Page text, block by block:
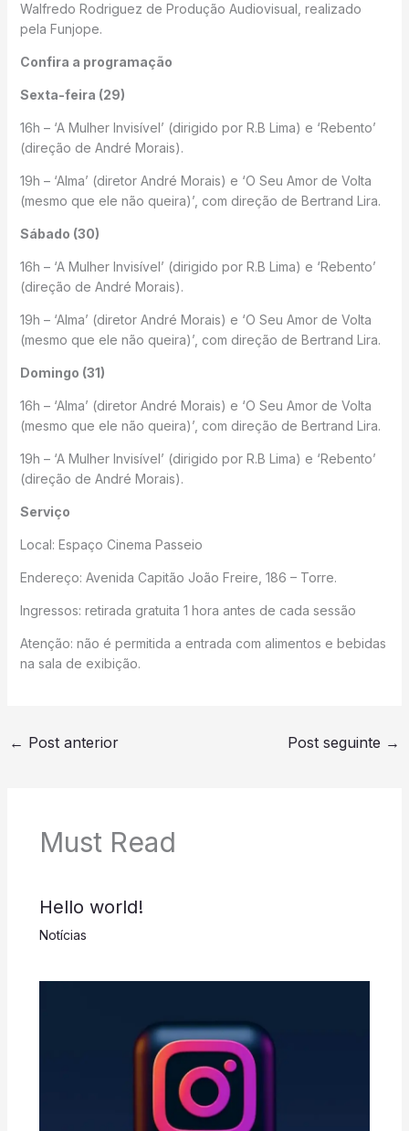
Walfredo Rodriguez de Produção Audiovisual, realizado
pela Funjope.
Confira a programação
Sexta-feira (29)
16h – ‘A Mulher Invisível’ (dirigido por R.B Lima) e ‘Rebento’
(direção de André Morais).
19h – ‘Alma’ (diretor André Morais) e ‘O Seu Amor de Volta
(mesmo que ele não queira)’, com direção de Bertrand Lira.
Sábado (30)
16h – ‘A Mulher Invisível’ (dirigido por R.B Lima) e ‘Rebento’
(direção de André Morais).
19h – ‘Alma’ (diretor André Morais) e ‘O Seu Amor de Volta
(mesmo que ele não queira)’, com direção de Bertrand Lira.
Domingo (31)
16h – ‘Alma’ (diretor André Morais) e ‘O Seu Amor de Volta
(mesmo que ele não queira)’, com direção de Bertrand Lira.
19h – ‘A Mulher Invisível’ (dirigido por R.B Lima) e ‘Rebento’
(direção de André Morais).
Serviço
Local: Espaço Cinema Passeio
Endereço: Avenida Capitão João Freire, 186 – Torre.
Ingressos: retirada gratuita 1 hora antes de cada sessão
Atenção: não é permitida a entrada com alimentos e bebidas
na sala de exibição.
← Post anterior Post seguinte →
Must Read
Hello world!
Notícias